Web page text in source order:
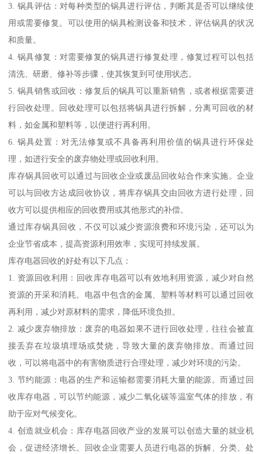
3. 锅具评估：对每种类型的锅具进行评估，判断其是否可以继续使
用或需要修复。可以使用的锅具检测设备和技术，评估锅具的状况
和质量。
4. 锅具修复：对需要修复的锅具进行修复处理，修复过程可以包括
清洗、研磨、修补等步骤，使其恢复到可使用状态。
5. 锅具销售或回收：修复后的锅具可以重新销售，或者根据需要进
行回收处理。回收处理可以包括将锅具进行拆解，分离可回收的材
料，如金属和塑料等，以便进行再利用。
6. 锅具处置：对无法修复或不具备再利用价值的锅具进行环保处
理，如进行安全的废弃物处理或回收利用。
库存锅具回收可以通过与回收企业或废品回收站合作来实施。企业
可以与回收方达成回收协议，将库存锅具交由回收方进行处理，回
收方可以提供相应的回收费用或其他形式的补偿。
通过库存锅具回收，不仅可以减少资源浪费和环境污染，还可以为
企业节省成本，提高资源利用效率，实现可持续发展。
库存电器回收的好处有以下几点：
1. 资源回收利用：回收库存电器可以有效地利用资源，减少对自然
资源的开采和消耗。电器中包含的金属、塑料等材料可以通过回收
再利用，减少对原材料的需求，降低环境负担。
2. 减少废弃物排放：废弃的电器如果不进行回收处理，往往会被直
接丢弃在垃圾填埋场或焚烧，导致大量的废弃物排放。而通过回
收，可以将电器中的有害物质进行合理处理，减少对环境的污染。
3. 节约能源：电器的生产和运输都需要消耗大量的能源。而通过回
收库存电器，可以节约能源，减少二氧化碳等温室气体的排放，有
助于应对气候变化。
4. 创造就业机会：库存电器回收产业的发展可以创造大量的就业机
会，促进经济增长。回收企业需要人员进行电器的拆解、分类、处